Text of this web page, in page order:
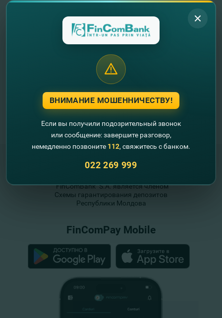
Другие новости
"FinComBank" S.A. является членом
Схемы гарантирования депозитов
Республики Молдова
FinComPay Mobile
ВНИМАНИЕ МОШЕННИЧЕСТВУ!
Если вы получили подозрительный звонок
или сообщение: завершите разговор,
немедленно позвоните 112, свяжитесь с банком.
022 269 999